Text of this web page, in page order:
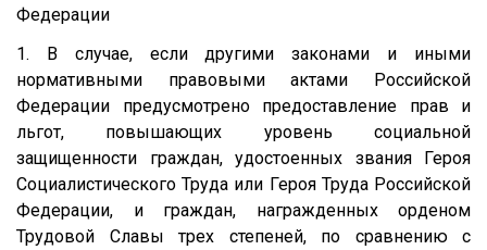
Федерации
1. В случае, если другими законами и иными
нормативными правовыми актами Российской
Федерации предусмотрено предоставление прав и
льгот, повышающих уровень социальной
защищенности граждан, удостоенных звания Героя
Социалистического Труда или Героя Труда Российской
Федерации, и граждан, награжденных орденом
Трудовой Славы трех степеней, по сравнению с